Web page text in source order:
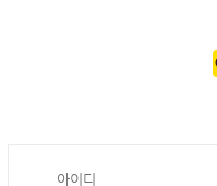
아이디